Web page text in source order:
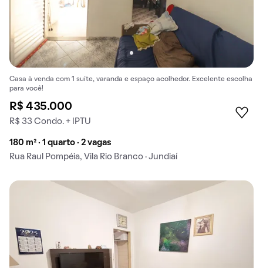
Casa à venda com 1 suíte, varanda e espaço acolhedor. Excelente escolha
para você!
R$ 435.000
R$ 33 Condo. + IPTU
180 m² · 1 quarto · 2 vagas
Rua Raul Pompéia, Vila Rio Branco · Jundiaí